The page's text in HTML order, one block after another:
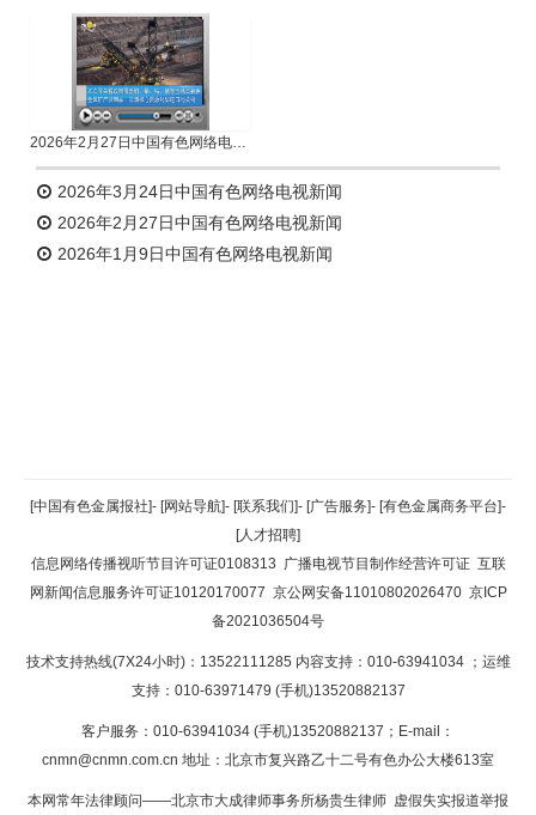
2026年2月27日中国有色网络电视新闻
2026年3月24日中国有色网络电视新闻
2026年2月27日中国有色网络电视新闻
2026年1月9日中国有色网络电视新闻
返回顶部
返回首页
[中国有色金属报社]- [网站导航]- [联系我们]- [广告服务]- [有色金属商务平台]-
[人才招聘]
信息网络传播视听节目许可证0108313 广播电视节目制作经营许可证 互联
网新闻信息服务许可证10120170077 京公网安备11010802026470 京ICP
备2021036504号
技术支持热线(7X24小时)：13522111285 内容支持：010-63941034 ；运维
支持：010-63971479 (手机)13520882137
客户服务：010-63941034 (手机)13520882137；E-mail：
cnmn@cnmn.com.cn 地址：北京市复兴路乙十二号有色办公大楼613室
本网常年法律顾问——北京市大成律师事务所杨贵生律师 虚假失实报道举报